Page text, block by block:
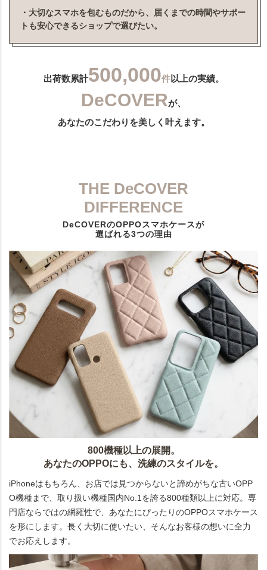
・大切なスマホを包むものだから、届くまでの時間やサポー
トも安心できるショップで選びたい。
出荷数累計500,000件以上の実績。
DeCOVERが、
あなたのこだわりを美しく叶えます。
THE DeCOVER
DIFFERENCE
DeCOVERのOPPOスマホケースが
選ばれる3つの理由
800機種以上の展開。
あなたのOPPOにも、洗練のスタイルを。
iPhoneはもちろん、お店では見つからないと諦めがちな古いOPP
O機種まで、取り扱い機種国内No.1を誇る800種類以上に対応。専
門店ならではの網羅性で、あなたにぴったりのOPPOスマホケース
を形にします。長く大切に使いたい、そんなお客様の想いに全力
でお応えします。